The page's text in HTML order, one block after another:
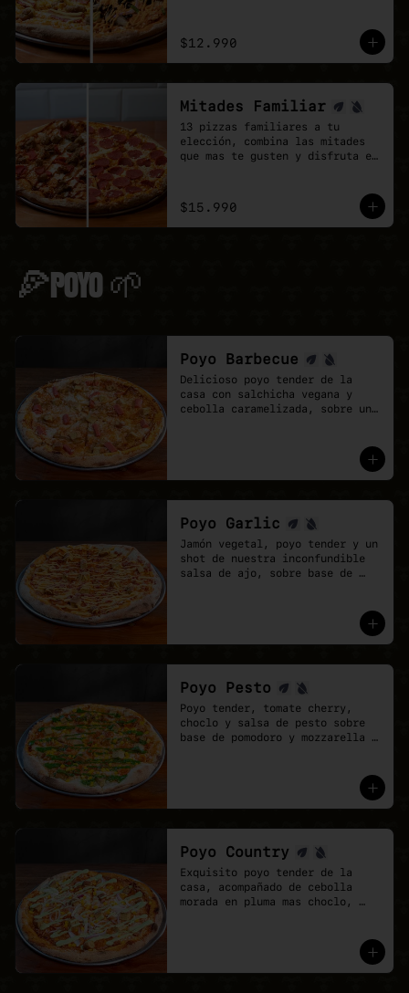
$12.990
Mitades Familiar
13 pizzas familiares a tu
elección, combina las mitades
que mas te gusten y disfruta el
$15.990
🍕POYO 🌱
Poyo Barbecue
Delicioso poyo tender de la
casa con salchicha vegana y
cebolla caramelizada, sobre una
Poyo Garlic
Jamón vegetal, poyo tender y un
shot de nuestra inconfundible
salsa de ajo, sobre base de
Poyo Pesto
Poyo tender, tomate cherry,
choclo y salsa de pesto sobre
base de pomodoro y mozzarella
Poyo Country
Exquisito poyo tender de la
casa, acompañado de cebolla
morada en pluma mas choclo,